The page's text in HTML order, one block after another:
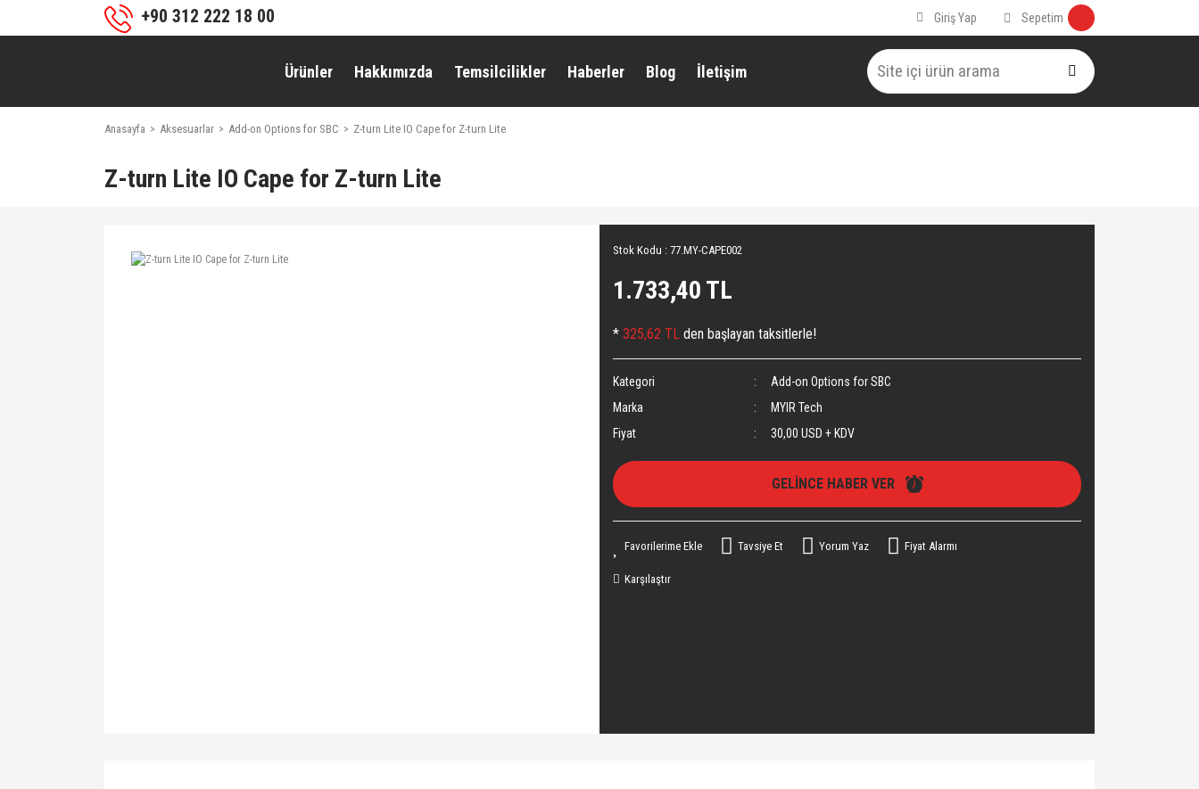
+90 312 222 18 00 Giriş Yap Sepetim
Ürünler Hakkımızda Temsilcilikler Haberler Blog İletişim
Anasayfa Aksesuarlar Add-on Options for SBC Z-turn Lite IO Cape for Z-turn Lite
Z-turn Lite IO Cape for Z-turn Lite
Stok Kodu : 77.MY-CAPE002
1.733,40 TL
* 325,62 TL den başlayan taksitlerle!
Kategori
Add-on Options for SBC
Marka
MYIR Tech
Fiyat
30,00 USD + KDV
GELİNCE HABER VER
Tavsiye Et Yorum Yaz Fiyat Alarmı
Karşılaştır